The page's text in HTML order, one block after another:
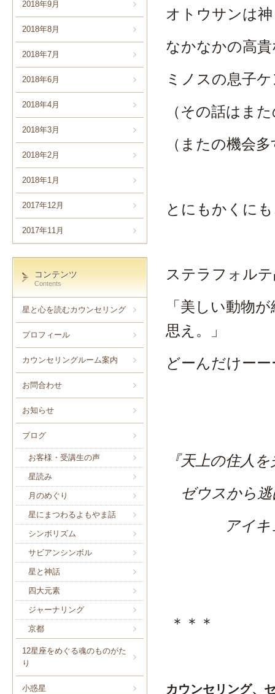
2018年9月
2018年8月
2018年7月
2018年6月
2018年4月
2018年3月
2018年2月
2018年1月
2017年12月
2017年11月
コンテンツ
Contents
星と心を読むカウンセリング
プロフィール
カウンセリングルーム案内
お問合わせ
お知らせ
ブログ
お客様・受講生の声
星読み
月のめぐり
星にまつわるよもやま話
シンボリズム
サビアンシンボル
星と神話
四大元素
ジャーナリング
京都
12星座をめぐる魂のものがた
り
小惑星
オトウサンは
なかなかの高
ミノスの息子
（その話はま
（またの機会
とにもかくに
ステラフォル
「美しい動物
思え。」
どーんだけーー
『天上の住人
ゼウスから逃
アイキュロ
＊＊＊
カウンセリング、